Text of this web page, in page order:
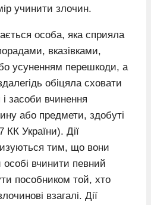
учинити злочин.
особа, яка сприяла
вказівками,
усуненням перешкоди, а
обіцяла сховати
засоби вчинення
або предмети, здобуті
КК України). Дії
тим, що вони
вчинити певний
пособником той, хто
взагалі. Дії